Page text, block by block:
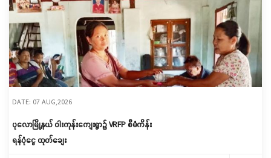
DATE: 07 AUG,2026
ပုလောမြို့နယ် ဝါးကုန်းကျေးရွာ၌ ‌VRFP စီမံကိန်း
ရန်ပုံငွေ ထုတ်ချေး